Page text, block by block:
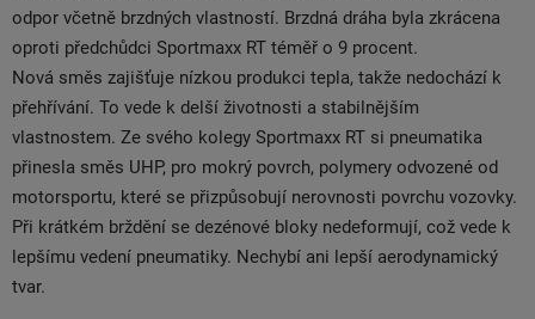
odpor včetně brzdných vlastností. Brzdná dráha byla zkrácena
oproti předchůdci Sportmaxx RT téměř o 9 procent.
Nová směs zajišťuje nízkou produkci tepla, takže nedochází k
přehřívání. To vede k delší životnosti a stabilnějším
vlastnostem. Ze svého kolegy Sportmaxx RT si pneumatika
přinesla směs UHP, pro mokrý povrch, polymery odvozené od
motorsportu, které se přizpůsobují nerovnosti povrchu vozovky.
Při krátkém brždění se dezénové bloky nedeformují, což vede k
lepšímu vedení pneumatiky. Nechybí ani lepší aerodynamický
tvar.